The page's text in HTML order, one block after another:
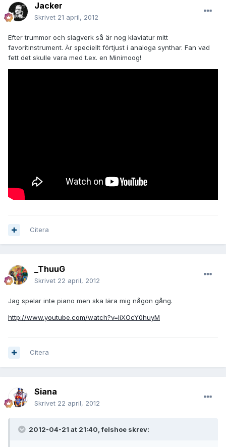
Jacker
Skrivet 21 april, 2012
Efter trummor och slagverk så är nog klaviatur mitt
favoritinstrument. Är speciellt förtjust i analoga synthar. Fan vad
fett det skulle vara med t.ex. en Minimoog!
Citera
_ThuuG
Skrivet 22 april, 2012
Jag spelar inte piano men ska lära mig någon gång.
http://www.youtube.com/watch?v=liXOcY0huyM
Citera
Siana
Skrivet 22 april, 2012
2012-04-21 at 21:40, felshoe skrev: